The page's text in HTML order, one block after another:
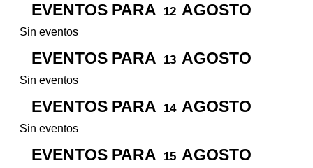
EVENTOS PARA 12 AGOSTO
Sin eventos
EVENTOS PARA 13 AGOSTO
Sin eventos
EVENTOS PARA 14 AGOSTO
Sin eventos
EVENTOS PARA 15 AGOSTO